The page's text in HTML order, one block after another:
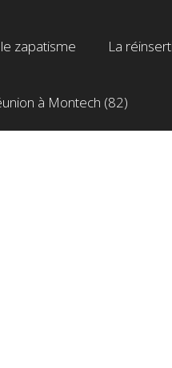
zapatisme La
à Montech (82)